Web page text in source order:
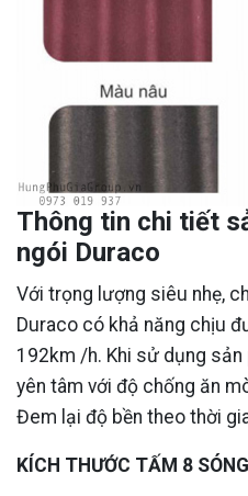
Thông tin chi tiết
ngói Duraco
Với trọng lượng siêu nhẹ,
Duraco có khả năng chịu
192km /h. Khi sử dụng sản
yên tâm với độ chống ăn
Đem lại độ bền theo thời
KÍCH THƯỚC TẤM 8